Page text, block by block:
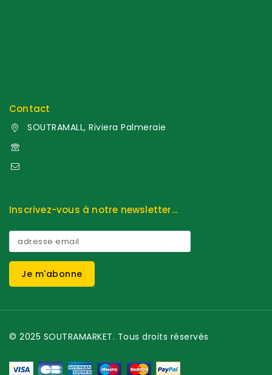
Contact
SOUTRAMALL, Riviera Palmeraie
Inscrivez-vous à notre newsletter…
© 2025 SOUTRAMARKET. Tous droits réservés